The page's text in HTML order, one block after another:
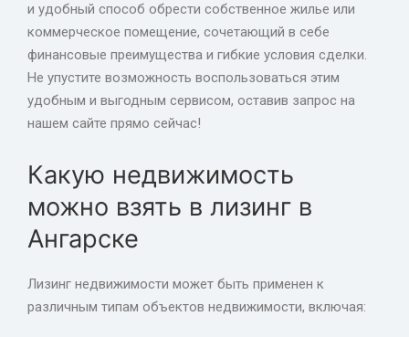
и удобный способ обрести собственное жилье или
коммерческое помещение, сочетающий в себе
финансовые преимущества и гибкие условия сделки.
Не упустите возможность воспользоваться этим
удобным и выгодным сервисом, оставив запрос на
нашем сайте прямо сейчас!
Какую недвижимость
можно взять в лизинг в
Ангарске
Лизинг недвижимости может быть применен к
различным типам объектов недвижимости, включая: